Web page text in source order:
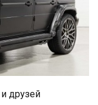
друзей